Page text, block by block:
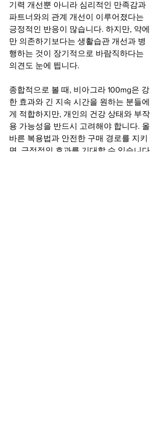
기력 개선뿐 아니라 심리적인 만족감과
파트너와의 관계 개선이 이루어졌다는
긍정적인 반응이 많습니다. 하지만, 약에
만 의존하기보다는 생활습관 개선과 병
행하는 것이 장기적으로 바람직하다는
의견도 눈에 띕니다.
종합적으로 볼 때, 비아그라 100mg은 강
한 효과와 긴 지속 시간을 원하는 분들에
게 적합하지만, 개인의 건강 상태와 부작
용 가능성을 반드시 고려해야 합니다. 올
바른 복용법과 안전한 구매 경로를 지키
면, 긍정적인 효과를 기대할 수 있습니다.